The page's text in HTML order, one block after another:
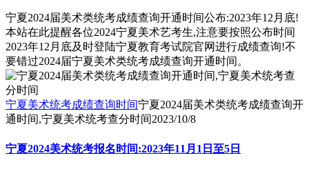
宁夏2024届美术类统考成绩查询开通时间公布:2023年12月底!
本站在此提醒各位2024宁夏美术艺考生,注意要按照公布时间
2023年12月底及时登陆宁夏教育考试院官网进行成绩查询!不
要错过2024届宁夏美术类统考成绩查询开通时间。
宁夏美术统考成绩查询时间 宁夏2024届美术类统考成绩查询开
通时间,宁夏美术统考查分时间 2023/10/8
宁夏2024美术统考报名时间:2023年11月1日至5日